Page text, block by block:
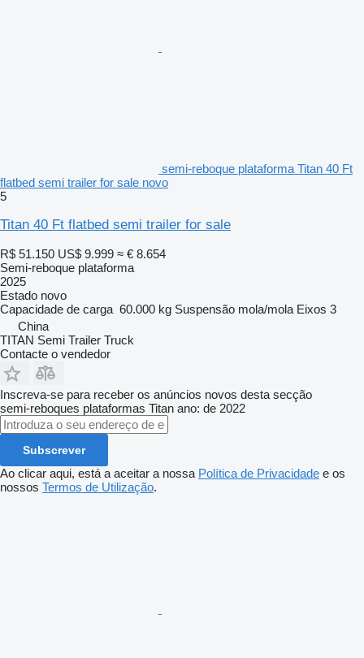
semi-reboque plataforma Titan 40 Ft
flatbed semi trailer for sale novo
5
Titan 40 Ft flatbed semi trailer for sale
R$ 51.150 US$ 9.999 ≈ € 8.654
Semi-reboque plataforma
2025
Estado novo
Capacidade de carga 60.000 kg Suspensão mola/mola Eixos 3
China
TITAN Semi Trailer Truck
Contacte o vendedor
Inscreva-se para receber os anúncios novos desta secção
semi-reboques plataformas Titan ano: de 2022
Subscrever
Ao clicar aqui, está a aceitar a nossa Política de Privacidade e os
nossos Termos de Utilização.